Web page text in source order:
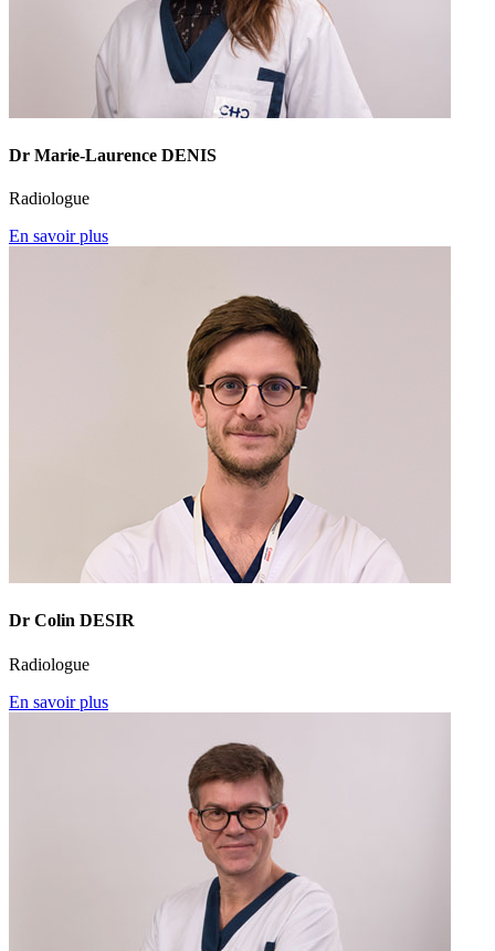
Dr Marie-Laurence DENIS
Radiologue
En savoir plus
Dr Colin DESIR
Radiologue
En savoir plus